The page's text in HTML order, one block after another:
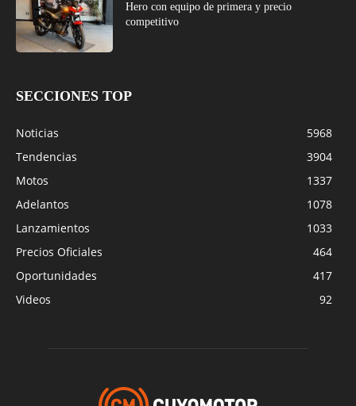
Hero con equipo de primera y precio
competitivo
SECCIONES TOP
Noticias
5968
Tendencias
3904
Motos
1337
Adelantos
1078
Lanzamientos
1033
Precios Oficiales
464
Oportunidades
417
Videos
92